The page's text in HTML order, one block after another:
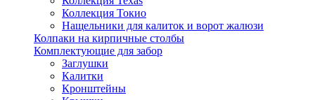
Коллекция Токио
Нащельники для калиток и ворот жалюзи
Колпаки на кирпичные столбы
Комплектующие для забор
Заглушки
Калитки
Кронштейны